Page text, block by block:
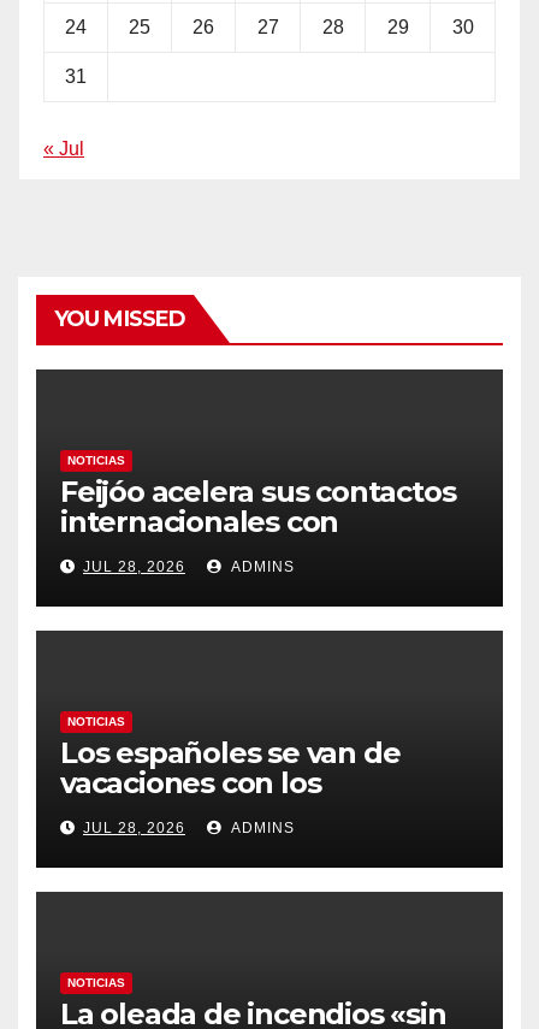
24 25 26 27 28 29 30
31
« Jul
YOU MISSED
NOTICIAS
Feijóo acelera sus contactos
internacionales con
Latinoamérica como socio
prioritario en su agenda de
gobierno
JUL 28, 2026 ADMINS
NOTICIAS
Los españoles se van de
vacaciones con los
carburantes hasta un 21%
más caros que el año pasado
y los hoteles disparados
JUL 28, 2026 ADMINS
NOTICIAS
La oleada de incendios «sin